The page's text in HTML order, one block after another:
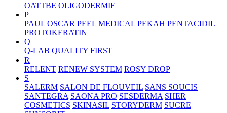
OATTBE OLIGODERMIE
P
PAUL OSCAR PEEL MEDICAL PEKAH PENTACIDIL
PROTOKERATIN
Q
Q-LAB QUALITY FIRST
R
RELENT RENEW SYSTEM ROSY DROP
S
SALERM SALON DE FLOUVEIL SANS SOUCIS
SANTEGRA SAONA PRO SESDERMA SHER
COSMETICS SKINASIL STORYDERM SUCRE